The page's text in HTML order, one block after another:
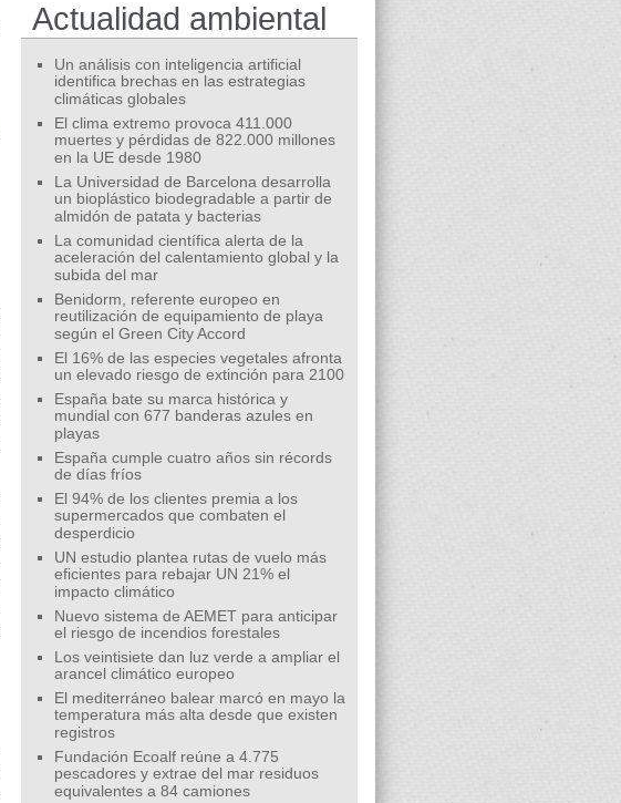
Actualidad ambiental
Un análisis con inteligencia artificial
identifica brechas en las estrategias
climáticas globales
El clima extremo provoca 411.000
muertes y pérdidas de 822.000 millones
en la UE desde 1980
La Universidad de Barcelona desarrolla
un bioplástico biodegradable a partir de
almidón de patata y bacterias
La comunidad científica alerta de la
aceleración del calentamiento global y la
subida del mar
Benidorm, referente europeo en
reutilización de equipamiento de playa
según el Green City Accord
El 16% de las especies vegetales afronta
un elevado riesgo de extinción para 2100
España bate su marca histórica y
mundial con 677 banderas azules en
playas
España cumple cuatro años sin récords
de días fríos
El 94% de los clientes premia a los
supermercados que combaten el
desperdicio
UN estudio plantea rutas de vuelo más
eficientes para rebajar UN 21% el
impacto climático
Nuevo sistema de AEMET para anticipar
el riesgo de incendios forestales
Los veintisiete dan luz verde a ampliar el
arancel climático europeo
El mediterráneo balear marcó en mayo la
temperatura más alta desde que existen
registros
Fundación Ecoalf reúne a 4.775
pescadores y extrae del mar residuos
equivalentes a 84 camiones